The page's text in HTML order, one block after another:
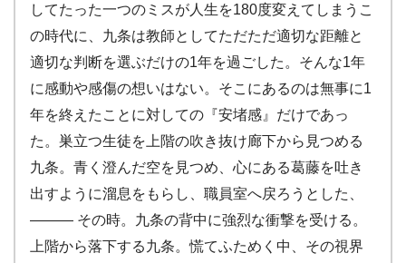
してたった一つのミスが人生を180度変えてしまうこ
の時代に、九条は教師としてただただ適切な距離と
適切な判断を選ぶだけの1年を過ごした。そんな1年
に感動や感傷の想いはない。そこにあるのは無事に1
年を終えたことに対しての『安堵感』だけであっ
た。巣立つ生徒を上階の吹き抜け廊下から見つめる
九条。青く澄んだ空を見つめ、心にある葛藤を吐き
出すように溜息をもらし、職員室へ戻ろうとした、
——— その時。九条の背中に強烈な衝撃を受ける。
上階から落下する九条。慌てふためく中、その視界